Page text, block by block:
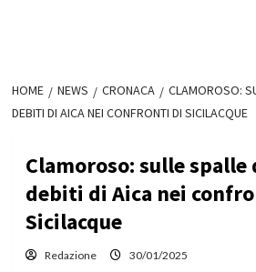
HOME NEWS CRONACA
CLAMOROSO:
DEBITI DI AICA NEI CONFRONTI DI SICILACQUE
Clamoroso: sulle
debiti di Aica nei
Sicilacque
Redazione 30/01/2025